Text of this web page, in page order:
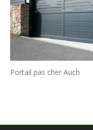
Portail pas cher Auch